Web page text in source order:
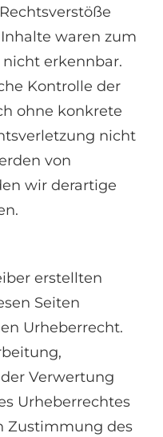
waren zum
erkennbar.
Kontrolle der
ohne konkrete
nicht
von
wir derartige
erstellten
Seiten
Urheberrecht.
Verwertung
Urheberrechtes
Zustimmung des